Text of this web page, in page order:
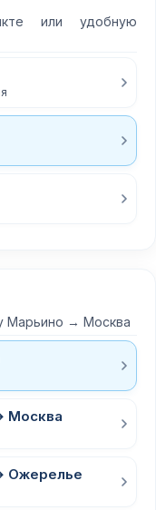
или удобную
Марьино → Москва
Москва
Ожерелье